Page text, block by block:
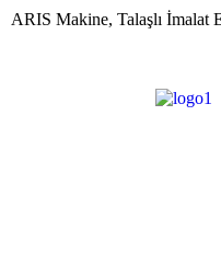
ARIS Makine, Talaşlı İmalat